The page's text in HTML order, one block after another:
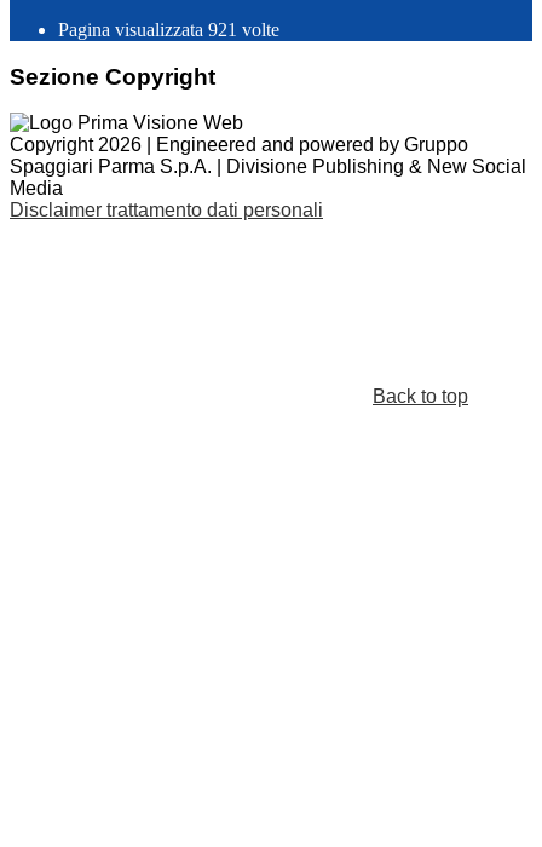
Pagina visualizzata 921 volte
Sezione Copyright
Copyright 2026 | Engineered and powered by Gruppo
Spaggiari Parma S.p.A. | Divisione Publishing & New Social
Media
Disclaimer trattamento dati personali
Back to top